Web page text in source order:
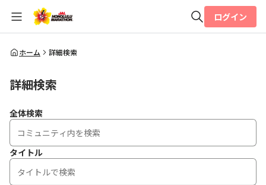
全体検索
ログイン
ホーム 詳細検索
詳細検索
全体検索
タイトル